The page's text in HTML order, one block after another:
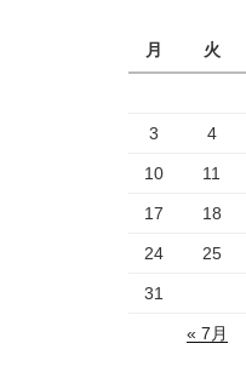
月
火
3 4
10 11
17 18
24 25
31
« 7月